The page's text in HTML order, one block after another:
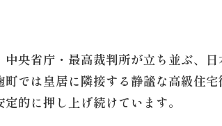
央省庁・最高裁判所が立ち並ぶ、
では皇居に隣接する静謐な高級住
的に押し上げ続けています。